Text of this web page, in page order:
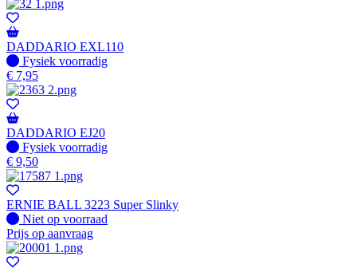
DADDARIO EXL110
Fysiek voorradig
Fysiek voorradig
€ 7,95
DADDARIO EJ20
Fysiek voorradig
Fysiek voorradig
€ 9,50
ERNIE BALL 3223 Super Slinky
Fysiek voorradig
Niet op voorraad
Prijs op aanvraag